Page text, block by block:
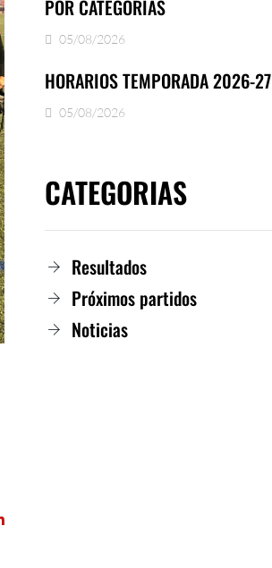
POR CATEGORÍAS
05/08/2026
HORARIOS TEMPORADA 2026-27
05/08/2026
CATEGORIAS
Resultados
Próximos partidos
Noticias